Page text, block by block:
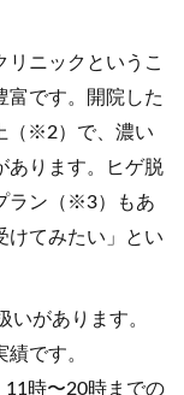
リニックというこ
富です。開院した
（※2）で、濃い
あります。ヒゲ脱
ラン（※3）もあ
けてみたい」とい
があります。
です。
時〜20時までの